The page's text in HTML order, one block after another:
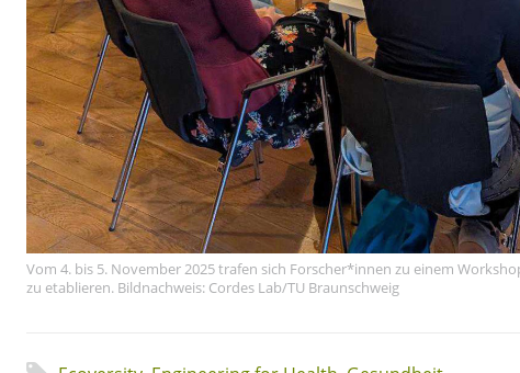
Vom 4. bis 5. November 2025 trafen sich Forscher*innen zu einem
zu etablieren. Bildnachweis: Cordes Lab/TU Braunschweig